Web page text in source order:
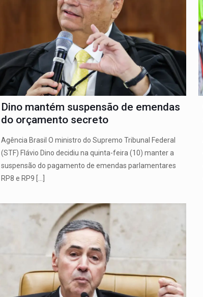
Dino mantém suspensão de emendas
do orçamento secreto
Agência Brasil O ministro do Supremo Tribunal Federal
(STF) Flávio Dino decidiu na quinta-feira (10) manter a
suspensão do pagamento de emendas parlamentares
RP8 e RP9